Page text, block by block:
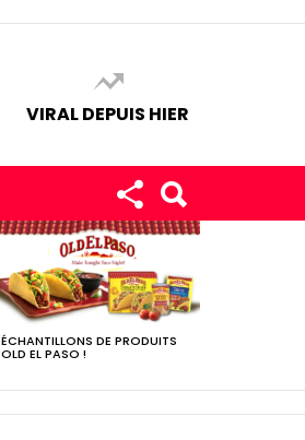
VIRAL DEPUIS HIER
ÉCHANTILLONS DE PRODUITS
OLD EL PASO !